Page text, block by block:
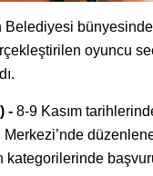
Belediyesi
oyuncu
- 8-9 Kasım
kategorilerinde